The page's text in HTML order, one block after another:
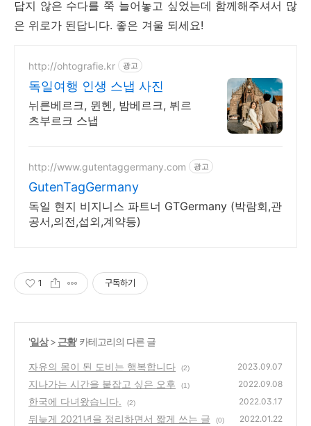
답지 않은 수다를 쭉 늘어놓고 싶었는데 함께해주셔서 많
은 위로가 된답니다. 좋은 겨울 되세요!
http://ohtografie.kr 광고
독일여행 인생 스냅 사진
뉘른베르크, 뮌헨, 밤베르크, 뷔르
츠부르크 스냅
http://www.gutentaggermany.com 광고
GutenTagGermany
독일 현지 비지니스 파트너 GTGermany (박람회,관
공서,의전,섭외,계약등)
1 구독하기
'일상> 근황' 카테고리의 다른 글
자유의 몸이 된 도비는 행복합니다 (2) 2023.09.07
지나가는 시간을 붙잡고 싶은 오후 (1) 2022.09.08
한국에 다녀왔습니다. (2) 2022.03.17
뒤늦게 2021년을 정리하면서 짧게 쓰는 글 (0) 2022.01.22